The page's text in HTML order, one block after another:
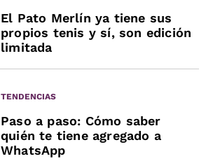
El Pato Merlín ya tiene sus
propios tenis y sí, son edición
limitada
TENDENCIAS
Paso a paso: Cómo saber
quién te tiene agregado a
WhatsApp